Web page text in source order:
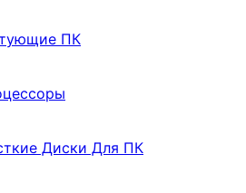
ПК
Диски Для ПК